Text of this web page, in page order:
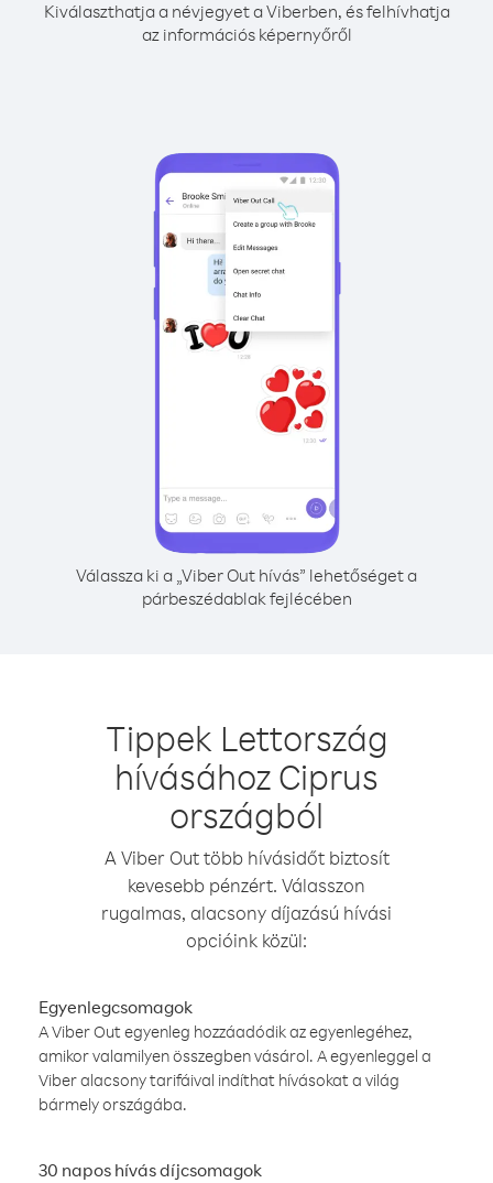
Kiválaszthatja a névjegyet a Viberben, és felhívhatja
az információs képernyőről
Válassza ki a „Viber Out hívás” lehetőséget a
párbeszédablak fejlécében
Tippek Lettország
hívásához Ciprus
országból
A Viber Out több hívásidőt biztosít
kevesebb pénzért. Válasszon
rugalmas, alacsony díjazású hívási
opcióink közül:
Egyenlegcsomagok
A Viber Out egyenleg hozzáadódik az egyenlegéhez,
amikor valamilyen összegben vásárol. A egyenleggel a
Viber alacsony tarifáival indíthat hívásokat a világ
bármely országába.
30 napos hívás díjcsomagok